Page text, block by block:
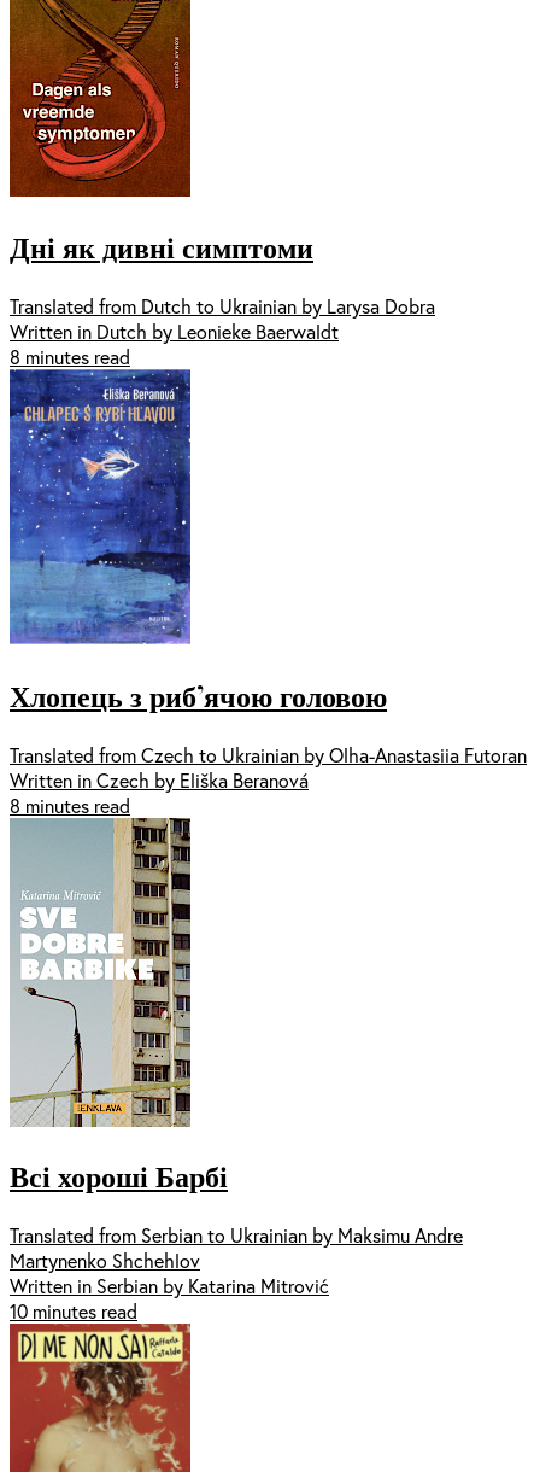
Дні як дивні симптоми
Translated from Dutch to Ukrainian by Larysa Dobra
Written in Dutch by Leonieke Baerwaldt
8 minutes read
Хлопець з риб’ячою головою
Translated from Czech to Ukrainian by Olha-Anastasiia Futoran
Written in Czech by Eliška Beranová
8 minutes read
Всі хороші Барбі
Translated from Serbian to Ukrainian by Maksimu Andre
Martynenko Shchehlov
Written in Serbian by Katarina Mitrović
10 minutes read